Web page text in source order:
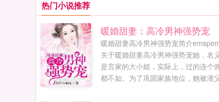
热门小说推荐
暖婚甜妻：高冷男神强势宠
暖婚甜妻高冷男神强势宠简介
关于暖婚甜妻高冷男神强势宠她，名
是言家的大小姐，实际上，过的连个
都不如。为了巩固家族地位，她被渣